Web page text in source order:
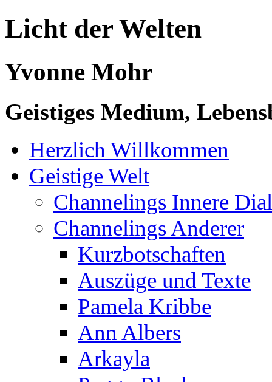
Licht der Welten
Yvonne Mohr
Geistiges Medium,
Herzlich Willkommen
Geistige Welt
Channelings Innere
Channelings Anderer
Kurzbotschaften
Auszüge und Texte
Pamela Kribbe
Ann Albers
Arkayla